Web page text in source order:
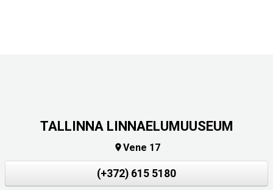
TALLINNA LINNAELUMUUSEUM
Vene 17
(+372) 615 5180